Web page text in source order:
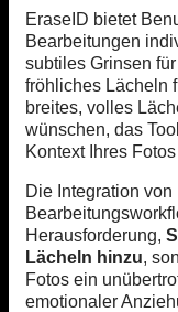
EraseID bietet
Bearbeitungen
subtiles Grinsen
fröhliches Lächeln
breites, volles
wünschen, das
Kontext Ihres
Die Integration
Herausforderung,
Lächeln hinzu,
Fotos ein
emotionaler